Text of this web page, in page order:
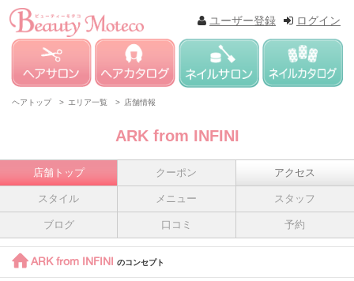
ログイン
ユーザー登録
ヘアトップ > エリア一覧 > 店舗情報
ARK from INFINI
店舗トップ クーポン アクセス
スタイル メニュー スタッフ
ブログ 口コミ 予約
ARK from INFINI のコンセプト